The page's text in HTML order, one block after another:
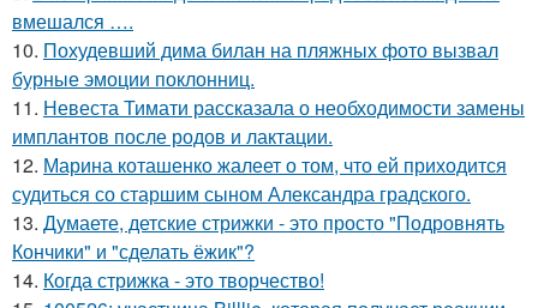
вмешался ….
10. Похудевший дима билан на пляжных фото вызвал
бурные эмоции поклонниц.
11. Невеста Тимати рассказала о необходимости замены
имплантов после родов и лактации.
12. Марина коташенко жалеет о том, что ей приходится
судиться со старшим сыном Александра градского.
13. Думаете, детские стрижки - это просто "Подровнять
Кончики" и "сделать ёжик"?
14. Когда стрижка - это творчество!